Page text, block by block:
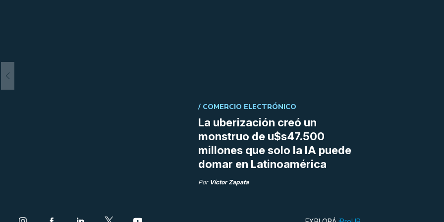
La uberización creó un
monstruo de u$s47.500
millones que solo la IA puede
domar en Latinoamérica
/ COMERCIO ELECTRÓNICO
Por Víctor Zapata